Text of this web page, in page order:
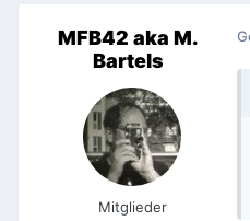
MFB42 aka M.
Bartels
Mitglieder